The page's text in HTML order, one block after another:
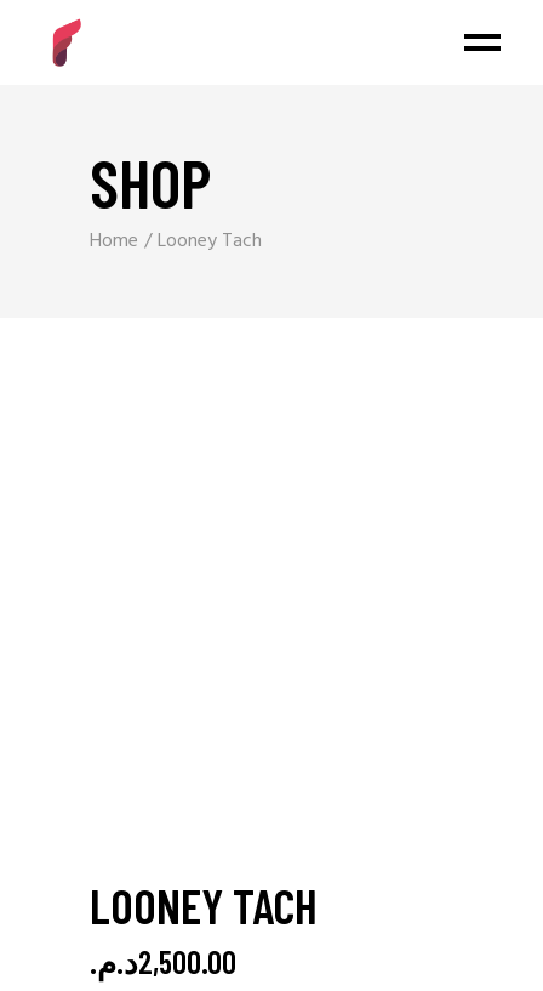
SHOP
Home Looney Tach
LOONEY TACH
2,500.00د.م.